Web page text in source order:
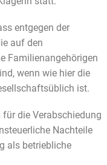
entgegen der
auf den
Familienangehörigen
wenn wie hier die
ist.
die Verabschiedung
Nachteile
als betriebliche